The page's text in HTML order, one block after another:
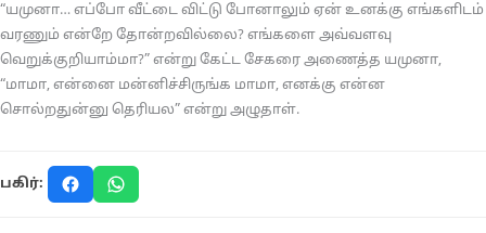
“யமுனா… எப்போ வீட்டை விட்டு போனாலும் ஏன் உனக்கு எங்களிடம்
வரணும் என்றே தோன்றவில்லை? எங்களை அவ்வளவு
வெறுக்குறியாம்மா?” என்று கேட்ட சேகரை அணைத்த யமுனா,
“மாமா, என்னை மன்னிச்சிருங்க மாமா, எனக்கு என்ன
சொல்றதுன்னு தெரியல” என்று அழுதாள்.
பகிர்: